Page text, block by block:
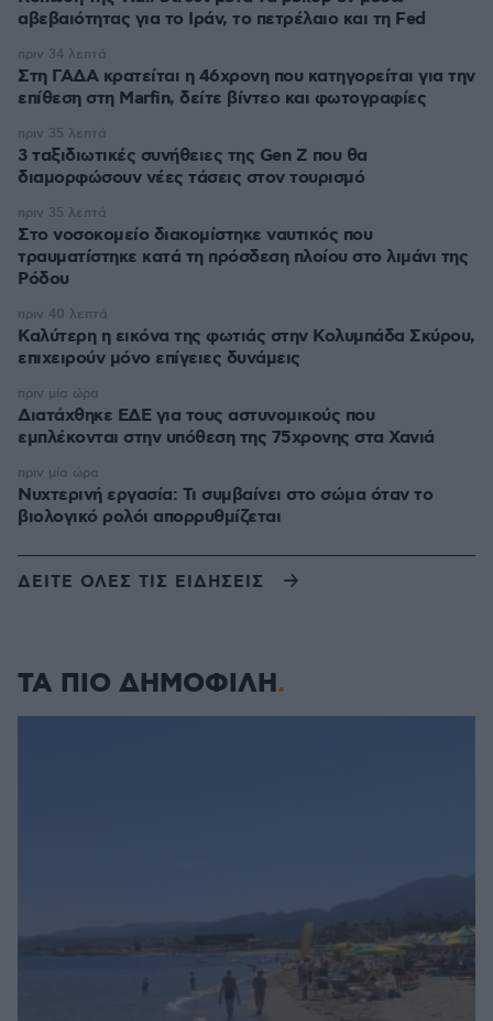
αβεβαιότητας για το Ιράν, το πετρέλαιο και τη Fed
Στη ΓΑΔΑ κρατείται η 46χρονη που κατηγορείται για την
επίθεση στη Marfin, δείτε βίντεο και φωτογραφίες
πριν 34 λεπτά
3 ταξιδιωτικές συνήθειες της Gen Z που θα
διαμορφώσουν νέες τάσεις στον τουρισμό
πριν 35 λεπτά
Στο νοσοκομείο διακομίστηκε ναυτικός που
τραυματίστηκε κατά τη πρόσδεση πλοίου στο λιμάνι της
Ρόδου
πριν 35 λεπτά
Καλύτερη η εικόνα της φωτιάς στην Κολυμπάδα Σκύρου,
επιχειρούν μόνο επίγειες δυνάμεις
πριν 40 λεπτά
Διατάχθηκε ΕΔΕ για τους αστυνομικούς που
εμπλέκονται στην υπόθεση της 75χρονης στα Χανιά
πριν μία ώρα
Νυχτερινή εργασία: Τι συμβαίνει στο σώμα όταν το
βιολογικό ρολόι απορρυθμίζεται
πριν μία ώρα
ΔΕΙΤΕ ΟΛΕΣ ΤΙΣ ΕΙΔΗΣΕΙΣ
ΤΑ ΠΙΟ ΔΗΜΟΦΙΛΗ